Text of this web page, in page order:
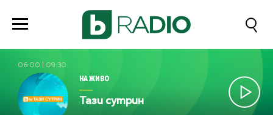
06:00 09:30
НА ЖИВО
Тази сутрин